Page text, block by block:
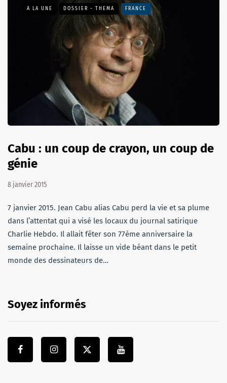
A LA UNE DOSSIER - THEMA FRANCE
Cabu : un coup de crayon, un coup de
génie
8 janvier 2015
7 janvier 2015. Jean Cabu alias Cabu perd la vie et sa plume
dans l’attentat qui a visé les locaux du journal satirique
Charlie Hebdo. Il allait fêter son 77ème anniversaire la
semaine prochaine. Il laisse un vide béant dans le petit
monde des dessinateurs de…
Soyez informés